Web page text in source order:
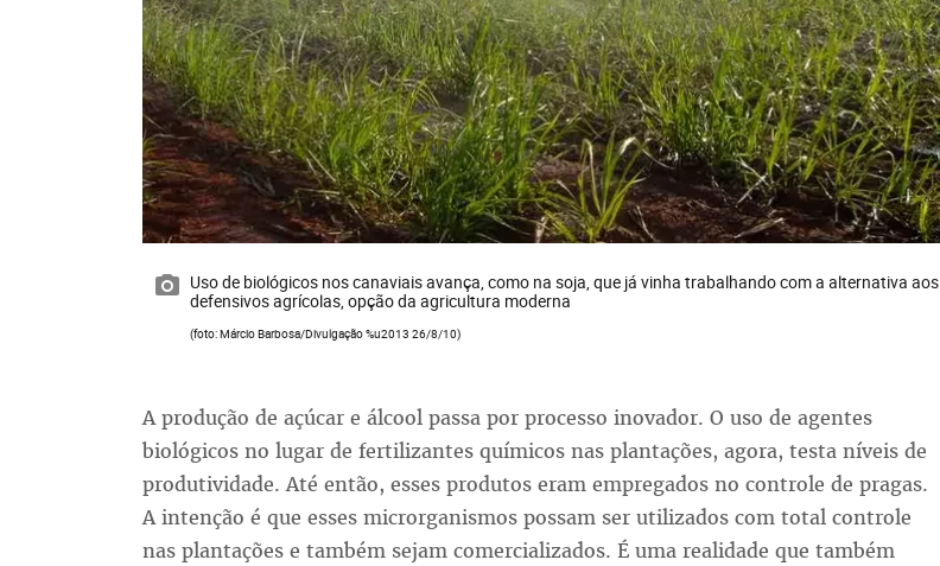
Uso de biológicos nos canaviais avança, como na soja, que já vinha trabalhando com a alternativa aos
defensivos agrícolas, opção da agricultura moderna
(foto: Márcio Barbosa/Divulgação %u2013 26/8/10)
A produção de açúcar e álcool passa por processo inovador. O uso de agentes
biológicos no lugar de fertilizantes químicos nas plantações, agora, testa níveis de
produtividade. Até então, esses produtos eram empregados no controle de pragas.
A intenção é que esses microrganismos possam ser utilizados com total controle
nas plantações e também sejam comercializados. É uma realidade que também